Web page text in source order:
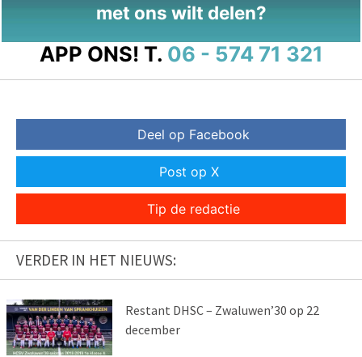
met ons wilt delen?
APP ONS! T. 06 - 574 71 321
Deel op Facebook
Post op X
Tip de redactie
VERDER IN HET NIEUWS:
Restant DHSC – Zwaluwen’30 op 22
december